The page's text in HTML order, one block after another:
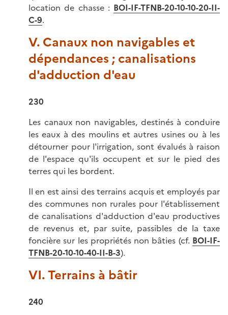
location de chasse : BOI-IF-TFNB-20-10-10-20-II-
C-9.
V. Canaux non navigables et
dépendances ; canalisations
d'adduction d'eau
230
Les canaux non navigables, destinés à conduire
les eaux à des moulins et autres usines ou à les
détourner pour l'irrigation, sont évalués à raison
de l'espace qu'ils occupent et sur le pied des
terres qui les bordent.
Il en est ainsi des terrains acquis et employés par
des communes non rurales pour l'établissement
de canalisations d'adduction d'eau productives
de revenus et, par suite, passibles de la taxe
foncière sur les propriétés non bâties (cf. BOI-IF-
TFNB-20-10-10-40-II-B-3).
VI. Terrains à bâtir
240